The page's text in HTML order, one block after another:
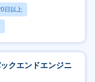
日以上
クエンドエンジニ